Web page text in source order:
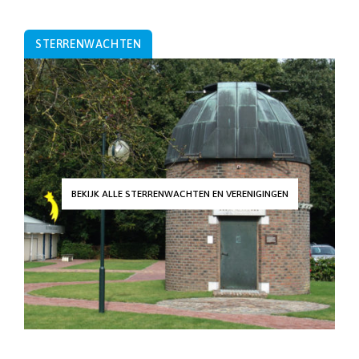
STERRENWACHTEN
BEKIJK ALLE STERRENWACHTEN EN VERENIGINGEN